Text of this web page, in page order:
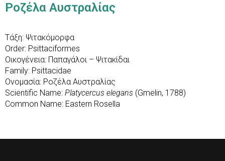
Ροζέλα Αυστραλίας
Τάξη: Ψιτακόμορφα
Order: Psittaciformes
Οικογένεια: Παπαγάλοι – Ψιτακίδαι
Family: Psittacidae
Ονομασία: Ροζέλα Αυστραλίας
Scientific Name: Platycercus elegans (Gmelin, 1788)
Common Name: Eastern Rosella